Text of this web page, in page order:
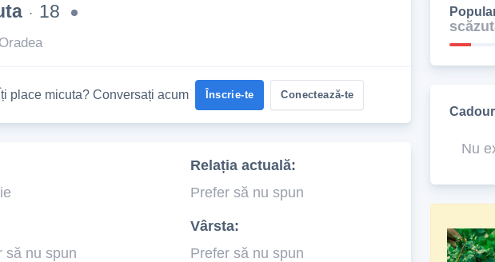
· 18
Oradea
Îți place micuta? Conversați acum Înscrie-te Conectează-te
Relația actuală:
Prefer să nu spun
să nu spun
Vârsta:
Prefer să nu spun
Nu